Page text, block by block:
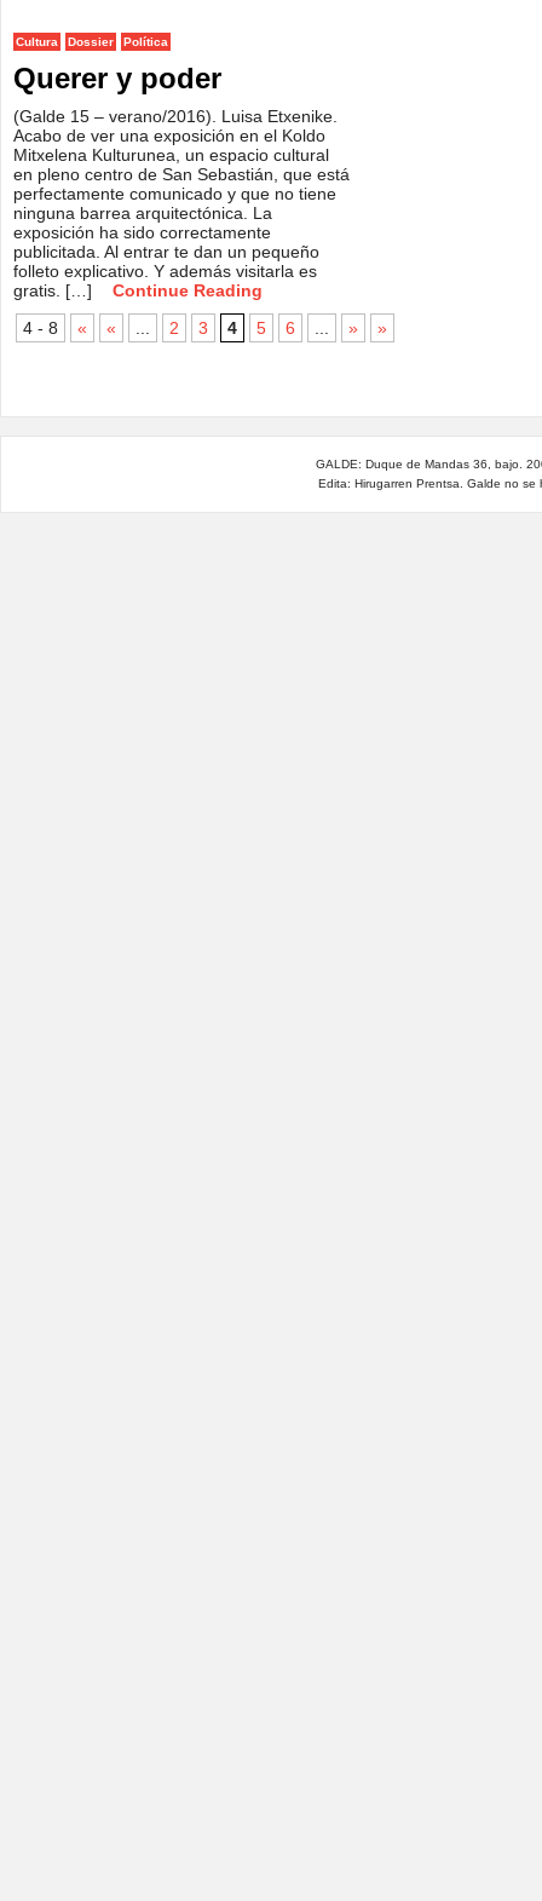
Cultura Dossier Política
Querer y poder
(Galde 15 – verano/2016). Luisa Etxenike.
Acabo de ver una exposición en el Koldo
Mitxelena Kulturunea, un espacio cultural
en pleno centro de San Sebastián, que está
perfectamente comunicado y que no tiene
ninguna barrea arquitectónica. La
exposición ha sido correctamente
publicitada. Al entrar te dan un pequeño
folleto explicativo. Y además visitarla es
gratis. […]
Continue Reading
4 - 8
« « 2 3 4 5 6 » »
GALDE: Duque de Mandas 36, bajo.
Edita: Hirugarren Prentsa. Galde no